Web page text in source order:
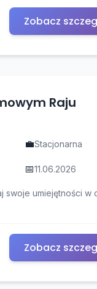
Zobacz
Raju
💼Stacjonarna
📅11.06.2026
swoje umiejętności w
Zobacz